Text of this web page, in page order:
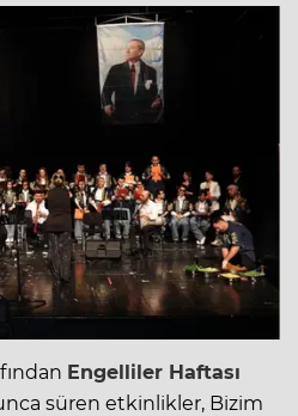
Engelliler Haftası
süren etkinlikler, Bizim